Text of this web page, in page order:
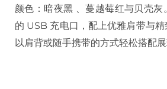
颜色：暗夜黑 、蔓越莓红与贝壳
的 USB 充电口，配上优雅肩带与
以肩背或随手携带的方式轻松搭配展